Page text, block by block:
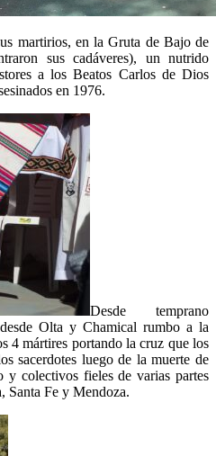
martirios, en la Gruta de Bajo de
sus cadáveres), un nutrido
a los Beatos Carlos de Dios
en 1976.
Desde temprano
Olta y Chamical rumbo a la
4 mártires portando la cruz que los
sacerdotes luego de la muerte de
y colectivos fieles de varias partes
Santa Fe y Mendoza.